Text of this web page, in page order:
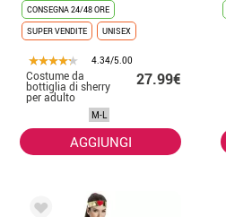
CONSEGNA 24/48 ORE
SUPER VENDITE
UNISEX
4.34/5.00
Costume da
bottiglia di sherry
per adulto
27.99€
M-L
AGGIUNGI